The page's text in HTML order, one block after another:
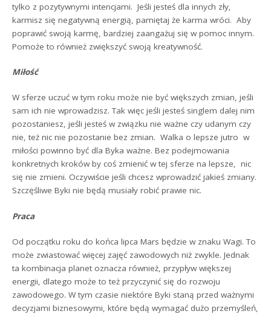
tylko z pozytywnymi intencjami. Jeśli jesteś dla innych zły,
karmisz się negatywną energią, pamiętaj że karma wróci. Aby
poprawić swoją karmę, bardziej zaangażuj się w pomoc innym.
Pomoże to również zwiększyć swoją kreatywność.
Miłość
W sferze uczuć w tym roku może nie być większych zmian, jeśli
sam ich nie wprowadzisz. Tak więc jeśli jesteś singlem dalej nim
pozostaniesz, jeśli jesteś w związku nie ważne czy udanym czy
nie, też nic nie pozostanie bez zmian. Walka o lepsze jutro w
miłości powinno być dla Byka ważne. Bez podejmowania
konkretnych kroków by coś zmienić w tej sferze na lepsze, nic
się nie zmieni. Oczywiście jeśli chcesz wprowadzić jakieś zmiany.
Szczęśliwe Byki nie będą musiały robić prawie nic.
Praca
Od początku roku do końca lipca Mars będzie w znaku Wagi. To
może zwiastować więcej zajęć zawodowych niż zwykle. Jednak
ta kombinacja planet oznacza również, przypływ większej
energii, dlatego może to też przyczynić się do rozwoju
zawodowego. W tym czasie niektóre Byki staną przed ważnymi
decyzjami biznesowymi, które będą wymagać dużo przemyśleń,